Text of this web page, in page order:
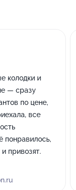
колодки и
— сразу
по цене,
все
понравилось,
привозят.